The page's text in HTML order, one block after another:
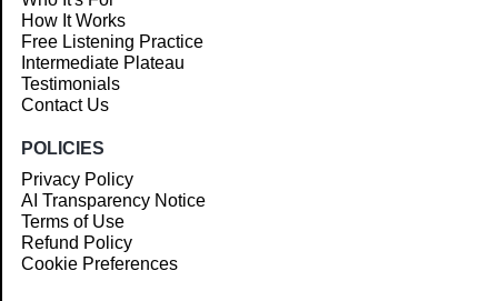
How It Works
Free Listening Practice
Intermediate Plateau
Testimonials
Contact Us
POLICIES
Privacy Policy
AI Transparency Notice
Terms of Use
Refund Policy
Cookie Preferences